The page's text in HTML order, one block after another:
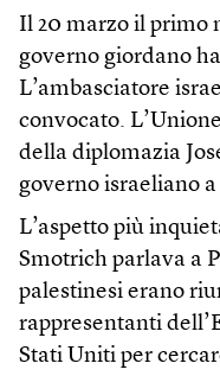
Il 20 marzo il primo
governo giordano
L’ambasciatore
convocato.
della diplomazia
governo israeliano
L’aspetto più
Smotrich parlava a
palestinesi erano
rappresentanti
Stati Uniti per